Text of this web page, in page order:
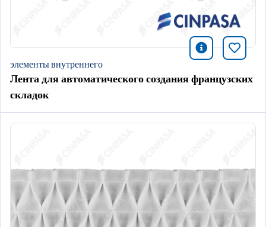
icono
элементы внутреннего
Лента для автоматического создания французских
складок